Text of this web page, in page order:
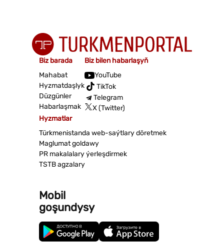
Biz barada
Mahabat
Hyzmatdaşlyk
Düzgünler
Habarlaşmak
Biz bilen habarlaşyň
YouTube
TikTok
Telegram
X (Twitter)
Hyzmatlar
Türkmenistanda web-saýtlary döretmek
Maglumat goldawy
PR makalalary ýerleşdirmek
TSTB agzalary
Mobil
goşundysy